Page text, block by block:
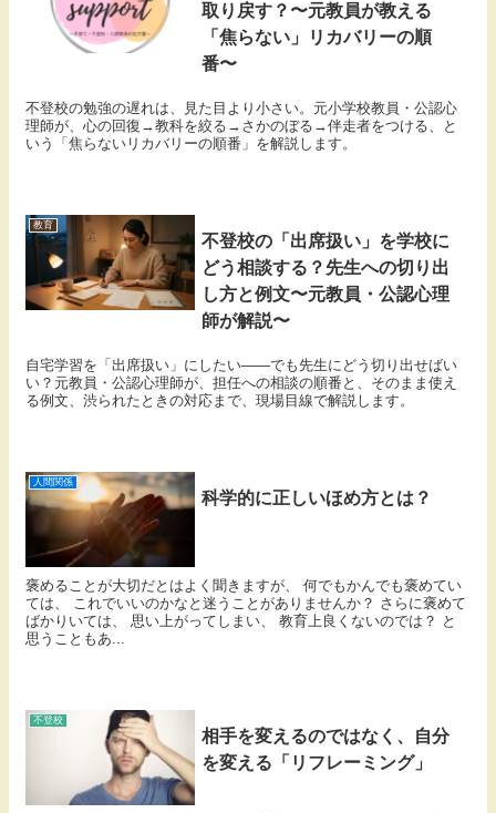
取り戻す？〜元教員が教える
「焦らない」リカバリーの順
番〜
不登校の勉強の遅れは、見た目より小さい。元小学校教員・公認心
理師が、心の回復→教科を絞る→さかのぼる→伴走者をつける、と
いう「焦らないリカバリーの順番」を解説します。
教育
不登校の「出席扱い」を学校に
どう相談する？先生への切り出
し方と例文〜元教員・公認心理
師が解説〜
自宅学習を「出席扱い」にしたい——でも先生にどう切り出せばい
い？元教員・公認心理師が、担任への相談の順番と、そのまま使え
る例文、渋られたときの対応まで、現場目線で解説します。
人間関係
科学的に正しいほめ方とは？
褒めることが大切だとはよく聞きますが、 何でもかんでも褒めてい
ては、 これでいいのかなと迷うことがありませんか？ さらに褒めて
ばかりいては、 思い上がってしまい、 教育上良くないのでは？ と
思うこともあ...
不登校
相手を変えるのではなく、自分
を変える「リフレーミング」